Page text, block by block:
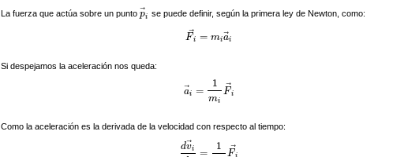
La fuerza que actúa sobre un punto p⃗i
p→i
se puede definir, según la primera ley de Newton, como:
F ⃗
i = mia⃗i
F→i= mia→i
Si despejamos la aceleración nos queda:
a⃗i =
1
mi
F i
a→i= 1miF→i
Como la aceleración es la derivada de la velocidad con respecto al tiempo:
dv⃗i =
1
F⃗
dv→ dt= 1miF→